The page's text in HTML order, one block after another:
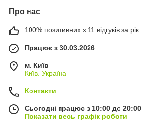
Про нас
100% позитивних з 11 відгуків за рік
Працює з 30.03.2026
м. Київ
Київ, Україна
Контакти
Сьогодні працює з 10:00 до 20:00
Показати весь графік роботи